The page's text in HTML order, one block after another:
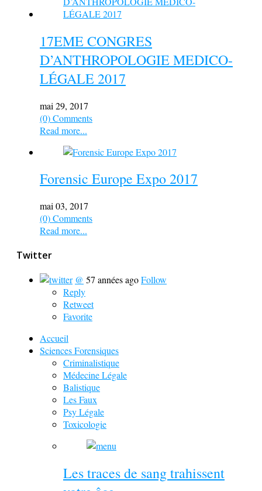
17EME CONGRES
D’ANTHROPOLOGIE MEDICO-
LÉGALE 2017
mai 29, 2017
(0) Comments
Read more...
Forensic Europe Expo 2017
mai 03, 2017
(0) Comments
Read more...
Twitter
@ 57 années agoFollow
Reply
Retweet
Favorite
Accueil
Sciences Forensiques
Criminalistique
Médecine Légale
Balistique
Les Faux
Psy Légale
Toxicologie
Les traces de sang trahissent